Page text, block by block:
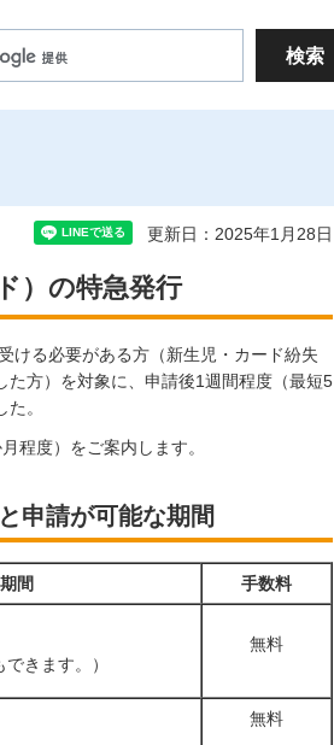
更新日：2025年1月28日
）の特急発行
ける必要がある方（新生児・カード紛失
方）を対象に、申請後1週間程度（最短5
。
程度）をご案内します。
申請が可能な期間
間 手数料
きます。）
無料
無料